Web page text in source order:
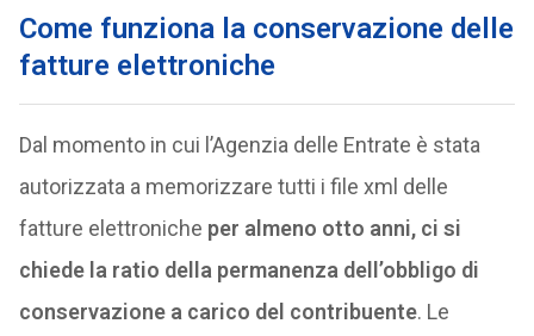
Come funziona la conservazione delle
fatture elettroniche
Dal momento in cui l’Agenzia delle Entrate è stata
autorizzata a memorizzare tutti i file xml delle
fatture elettroniche per almeno otto anni, ci si
chiede la ratio della permanenza dell’obbligo di
conservazione a carico del contribuente. Le